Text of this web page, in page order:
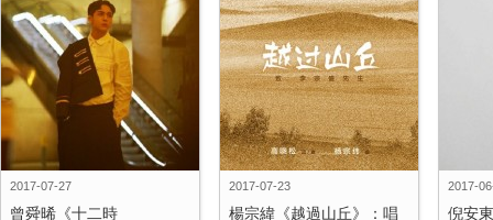
2017-07-27
曾舜晞《十二時
2017-07-23
楊宗緯《越過山丘》：唱
2017-
倪安